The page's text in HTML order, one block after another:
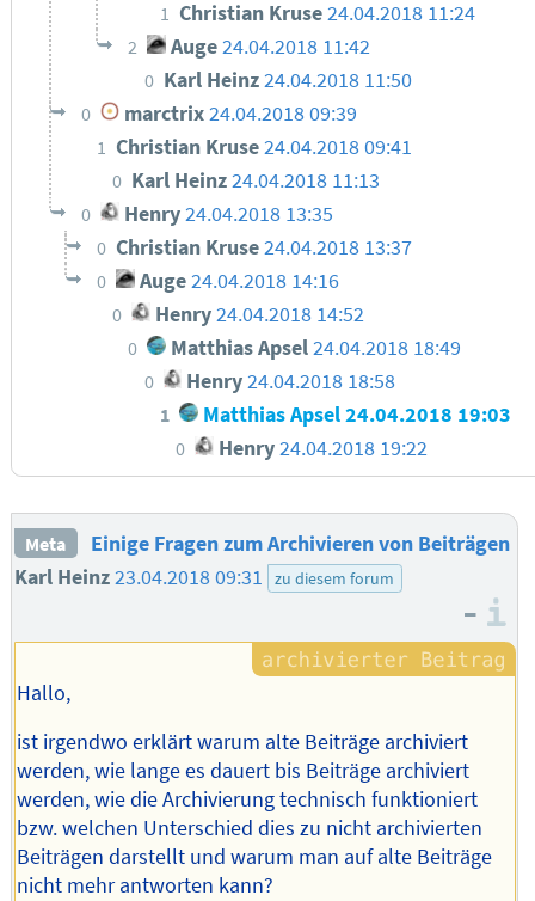
1 Christian Kruse24.04.2018 11:24
2 Auge24.04.2018 11:42
0 Karl Heinz24.04.2018 11:50
0 marctrix 24.04.2018 09:39
1 Christian Kruse24.04.2018 09:41
0 Karl Heinz24.04.2018 11:13
0 Henry 24.04.2018 13:35
0 Christian Kruse24.04.2018 13:37
0 Auge24.04.2018 14:16
0 Henry24.04.2018 14:52
0 Matthias Apsel24.04.2018 18:49
0 Henry24.04.2018 18:58
1 Matthias Apsel 24.04.2018 19:03
0 Henry24.04.2018 19:22
Meta
Einige Fragen zum Archivieren von Beiträgen
Karl Heinz23.04.2018 09:31 zu diesem forum
–
Hallo,
ist irgendwo erklärt warum alte Beiträge archiviert
werden, wie lange es dauert bis Beiträge archiviert
werden, wie die Archivierung technisch funktioniert
bzw. welchen Unterschied dies zu nicht archivierten
Beiträgen darstellt und warum man auf alte Beiträge
nicht mehr antworten kann?